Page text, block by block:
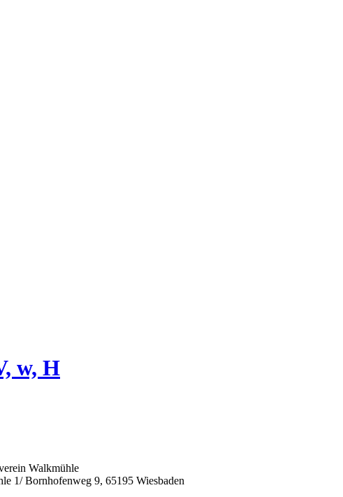
w, H
Walkmühle
1/ Bornhofenweg 9, 65195 Wiesbaden